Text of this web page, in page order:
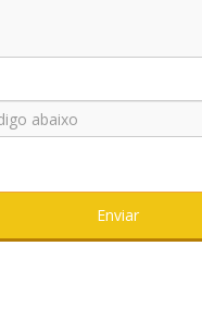
Enviar